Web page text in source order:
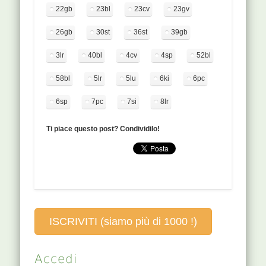
2-4 cm di
FUNZIONI Punto
tenue, punto
milza, fegato,
reni, punto del
ren e…
22gb 23bl 23cv 23gv
26gb 30st 36st 39gb
3lr 40bl 4cv 4sp 52bl
58bl 5lr 5lu 6ki 6pc
6sp 7pc 7si 8lr
Ti piace questo post? Condividilo!
ISCRIVITI (siamo più di 1000 !)
Accedi